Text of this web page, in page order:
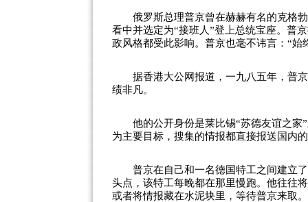
俄罗斯总理普京曾在赫赫有名的克格勃
看中并选定为“接班人”登上总统宝座。普
政风格都受此影响。普京也毫不讳言：“始
据香港大公网报道，一九八五年，普京
绩非凡。
他的公开身份是莱比锡“苏德友谊之家”
为主要目标，搜集的情报都直接报送国内
普京在自己和一名德国特工之间建立了
头点，该特工每晚都在那里慢跑。他往往
或者将情报藏在水泥块里，等待普京来取